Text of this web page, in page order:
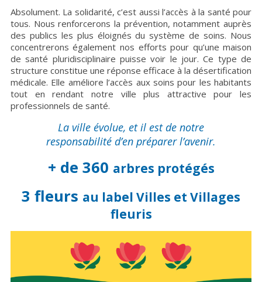
Absolument. La solidarité, c’est aussi l’accès à la santé pour
tous. Nous renforcerons la prévention, notamment auprès
des publics les plus éloignés du système de soins. Nous
concentrerons également nos efforts pour qu’une maison
de santé pluridisciplinaire puisse voir le jour. Ce type de
structure constitue une réponse efficace à la désertification
médicale. Elle améliore l’accès aux soins pour les habitants
tout en rendant notre ville plus attractive pour les
professionnels de santé.
La ville évolue, et il est de notre
responsabilité d’en préparer l’avenir.
+ de 360 arbres protégés
3 fleurs au label Villes et Villages
fleuris